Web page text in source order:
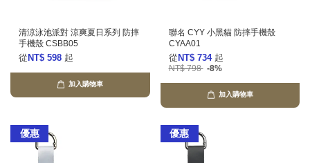
清涼泳池派對 涼爽夏日系列 防摔
手機殼 CSBB05
從 NT$ 598 起
加入購物車
聯名 CYY 小黑貓 防摔手機殼
CYAA01
從 NT$ 734 起
NT$ 798 -8%
加入購物車
優惠 優惠